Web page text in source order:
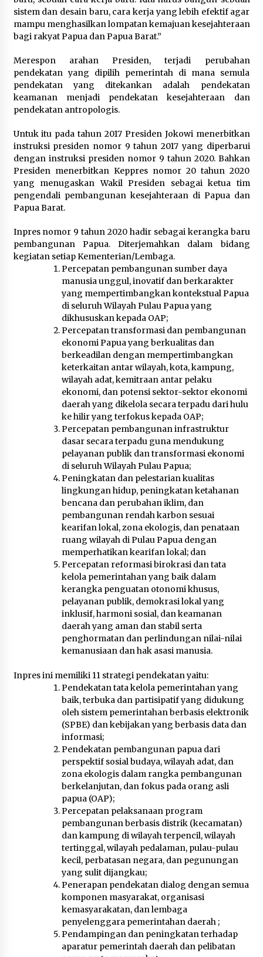
sistem dan desain baru, cara kerja yang lebih efektif agar
mampu menghasilkan lompatan kemajuan kesejahteraan
bagi rakyat Papua dan Papua Barat.”
Merespon arahan Presiden, terjadi perubahan
pendekatan yang dipilih pemerintah di mana semula
pendekatan yang ditekankan adalah pendekatan
keamanan menjadi pendekatan kesejahteraan dan
pendekatan antropologis.
Untuk itu pada tahun 2017 Presiden Jokowi menerbitkan
instruksi presiden nomor 9 tahun 2017 yang diperbarui
dengan instruksi presiden nomor 9 tahun 2020. Bahkan
Presiden menerbitkan Keppres nomor 20 tahun 2020
yang menugaskan Wakil Presiden sebagai ketua tim
pengendali pembangunan kesejahteraan di Papua dan
Papua Barat.
Inpres nomor 9 tahun 2020 hadir sebagai kerangka baru
pembangunan Papua. Diterjemahkan dalam bidang
kegiatan setiap Kementerian/Lembaga.
Percepatan pembangunan sumber daya
manusia unggul, inovatif dan berkarakter
yang mempertimbangkan kontekstual Papua
di seluruh Wilayah Pulau Papua yang
dikhususkan kepada OAP;
Percepatan transformasi dan pembangunan
ekonomi Papua yang berkualitas dan
berkeadilan dengan mempertimbangkan
keterkaitan antar wilayah, kota, kampung,
wilayah adat, kemitraan antar pelaku
ekonomi, dan potensi sektor-sektor ekonomi
daerah yang dikelola secara terpadu dari hulu
ke hilir yang terfokus kepada OAP;
Percepatan pembangunan infrastruktur
dasar secara terpadu guna mendukung
pelayanan publik dan transformasi ekonomi
di seluruh Wilayah Pulau Papua;
Peningkatan dan pelestarian kualitas
lingkungan hidup, peningkatan ketahanan
bencana dan perubahan iklim, dan
pembangunan rendah karbon sesuai
kearifan lokal, zona ekologis, dan penataan
ruang wilayah di Pulau Papua dengan
memperhatikan kearifan lokal; dan
Percepatan reformasi birokrasi dan tata
kelola pemerintahan yang baik dalam
kerangka penguatan otonomi khusus,
pelayanan publik, demokrasi lokal yang
inklusif, harmoni sosial, dan keamanan
daerah yang aman dan stabil serta
penghormatan dan perlindungan nilai-nilai
kemanusiaan dan hak asasi manusia.
Inpres ini memiliki 11 strategi pendekatan yaitu:
Pendekatan tata kelola pemerintahan yang
baik, terbuka dan partisipatif yang didukung
oleh sistem pemerintahan berbasis elektronik
(SPBE) dan kebijakan yang berbasis data dan
informasi;
Pendekatan pembangunan papua dari
perspektif sosial budaya, wilayah adat, dan
zona ekologis dalam rangka pembangunan
berkelanjutan, dan fokus pada orang asli
papua (OAP);
Percepatan pelaksanaan program
pembangunan berbasis distrik (kecamatan)
dan kampung di wilayah terpencil, wilayah
tertinggal, wilayah pedalaman, pulau-pulau
kecil, perbatasan negara, dan pegunungan
yang sulit dijangkau;
Penerapan pendekatan dialog dengan semua
komponen masyarakat, organisasi
kemasyarakatan, dan lembaga
penyelenggara pemerintahan daerah ;
Pendampingan dan peningkatan terhadap
aparatur pemerintah daerah dan pelibatan